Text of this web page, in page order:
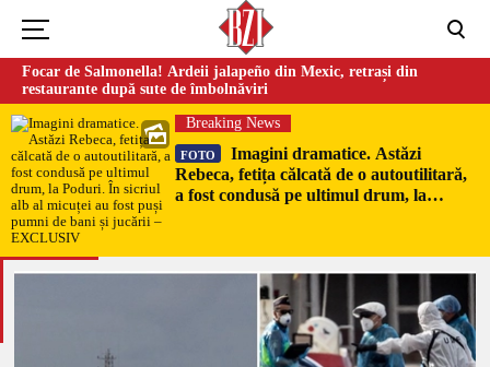
Focar de Salmonella! Ardeii jalapeño din Mexic, retrași din
restaurante după sute de îmbolnăviri
Breaking News
FOTO
Imagini dramatice. Astăzi
Rebeca, fetița călcată de o autoutilitară,
a fost condusă pe ultimul drum, la
EXCLUSIV